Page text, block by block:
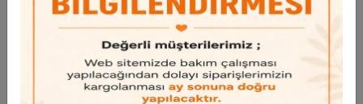
Bu ürün için henüz yorum yapılmadı.